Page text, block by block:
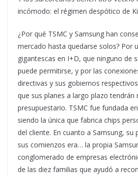
incómodo: el régimen despótico de
¿Por qué TSMC y Samsung han
mercado hasta quedarse solos? Por
gigantescas en I+D, que ninguno de
puede permitirse, y por las
directivas y sus gobiernos
que sus planes a largo plazo tendrán
presupuestario. TSMC fue fundada
siendo la única que fabrica chips
del cliente. En cuanto a Samsung, su
sus comienzos era… la propia
conglomerado de empresas
de las diez familias que ayudó a